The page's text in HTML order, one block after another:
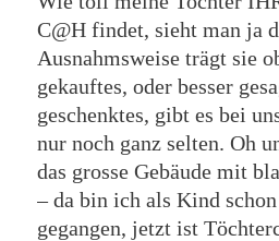
C@H findet, sieht man ja
Ausnahmsweise trägt sie
gekauftes, oder besser
geschenktes, gibt es bei
nur noch ganz selten. Oh
das grosse Gebäude mit
– da bin ich als Kind
gegangen, jetzt ist